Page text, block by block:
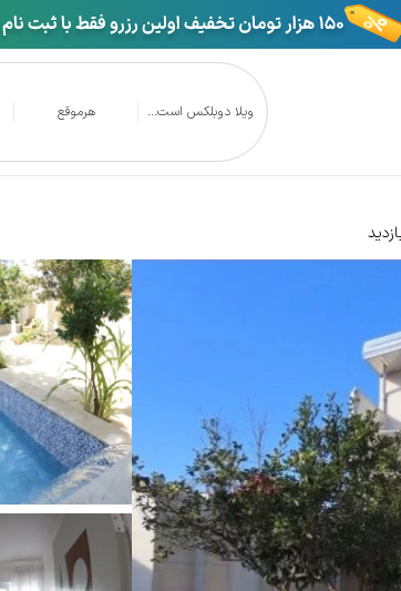
ویلا دوبلکس است... هرموقع